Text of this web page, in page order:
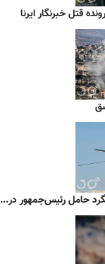
قتل خبرنگار ایرنا
حامل رئیس‌جمهور در...